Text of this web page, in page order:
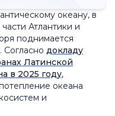
океану, в
Атлантики и
поднимается
докладу
Латинской
в 2025 году,
океана
и